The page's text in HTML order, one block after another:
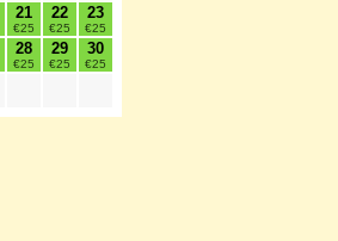
21
€25
22
€25
23
€25
28
€25
29
€25
30
€25